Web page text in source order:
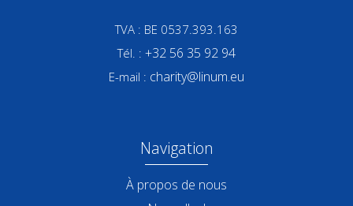
TVA : BE 0537.393.163
Tél. : +32 56 35 92 94
E-mail : charity@linum.eu
Navigation
À propos de nous